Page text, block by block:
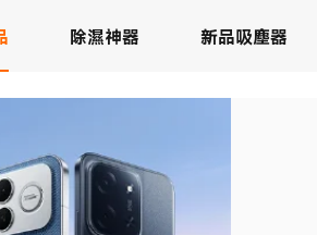
除濕神器 新品吸塵器